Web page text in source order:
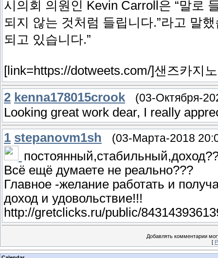
시의회 의원인 Kevin Carroll은 “말로
되지 않는 것처럼 들립니다.”라고 말
되고 있습니다.”
[link=https://dotweets.com/]샌즈카지
2 kenna178015crook (03-Октября-
Looking great work dear, I really
1 stepanovm1sh (03-Марта-2018
Всё ещё думаете не реально???
Главное -желание работать и
доход и удовольствие!!!
http://gretclicks.ru/public/
Добавлять комментарии
[